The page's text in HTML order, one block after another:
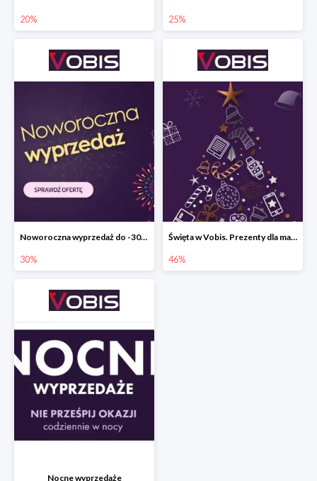
20% 25%
Noworoczna wyprzedaż do -30% w Vobis
30%
Święta w Vobis. Prezenty dla małych i dużych do -46%
46%
Nocne wyprzedaże